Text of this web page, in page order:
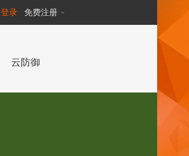
登录 免费注册
云防御